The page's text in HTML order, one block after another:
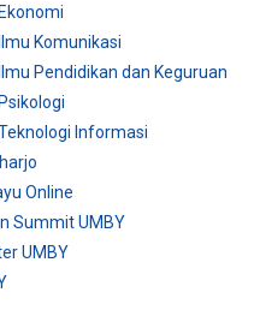
Komunikasi
Pendidikan dan Keguruan
Informasi
Online
Summit UMBY
UMBY